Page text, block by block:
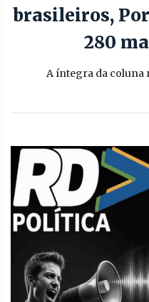
brasileiros,
280
A íntegra da coluna